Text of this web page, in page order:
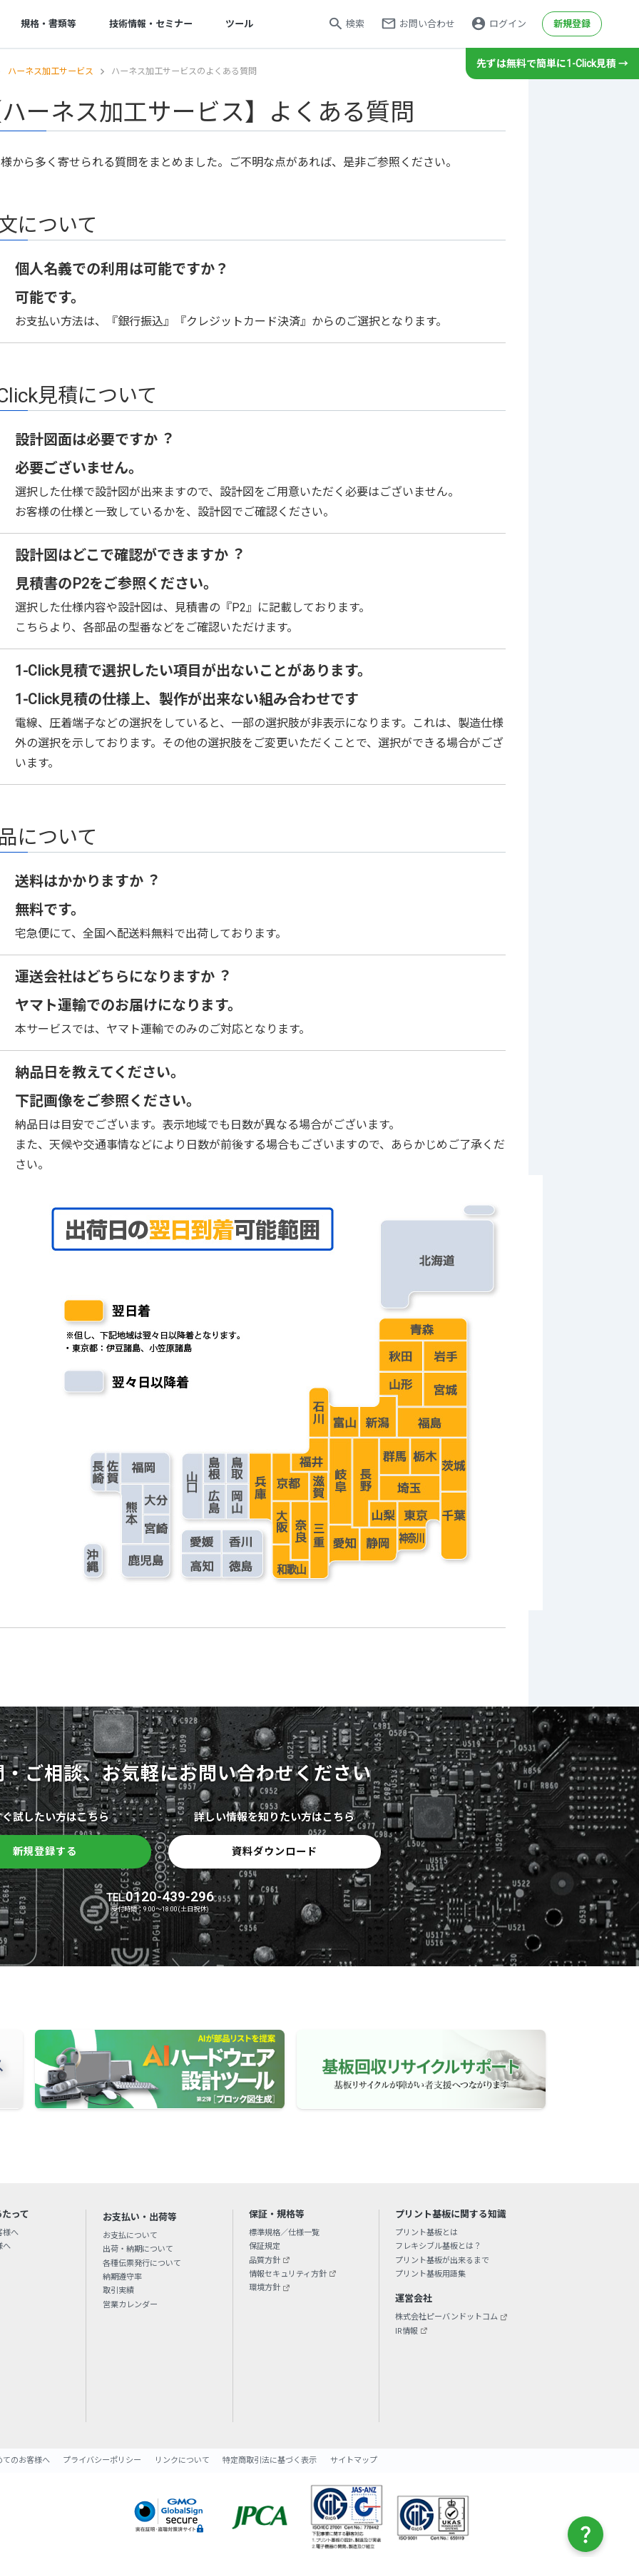
基板実装
実装サービスの特徴
実装サービスの流れ
部品調達
部品調達
GUGEN Hub（オンライン調達）
開発量産支援
回路設計
開発・量産支援
ボリュームディスカウント
会社割引
その他サービス
ハーネス加工サービス
メタルマスク製造サービス
作方法・FAQ
注文の流れ
作ガイド
グインでお困りの方へ
問い合わせフォーム
お支払い・出荷
お支払い
出荷・納期
納期遵守率
規格・書類等 技術情報・セミナー ツール 検索 お問い合わせ ログイン 新規登録
先ずは無料で簡単に1-Click見積 →
ハーネス加工サービス ハーネス加工サービスのよくある質問
ーネス加工サービス】よくある質問
から多く寄せられる質問をまとめました。ご不明な点があれば、是非ご参照ください。
について
個人名義での利用は可能ですか？
可能です。
お支払い方法は、『銀行振込』『クレジットカード決済』からのご選択となります。
見積について
設計図面は必要ですか︖
必要ございません。
選択した仕様で設計図が出来ますので、設計図をご用意いただく必要はございません。
お客様の仕様と一致しているかを、設計図でご確認ください。
設計図はどこで確認ができますか︖
見積書のP2をご参照ください。
選択した仕様内容や設計図は、見積書の『P2』に記載しております。
こちらより、各部品の型番などをご確認いただけます。
1-Click見積で選択したい項目が出ないことがあります。
1-Click見積の仕様上、製作が出来ない組み合わせです
電線、圧着端子などの選択をしていると、一部の選択肢が非表示になります。これは、製造仕様
外の選択を示しております。その他の選択肢をご変更いただくことで、選択ができる場合がござ
います。
について
送料はかかりますか︖
無料です。
宅急便にて、全国へ配送料無料で出荷しております。
運送会社はどちらになりますか︖
ヤマト運輸でのお届けになります。
本サービスでは、ヤマト運輸でのみのご対応となります。
納品日を教えてください。
下記画像をご参照ください。
納品日は目安でございます。表示地域でも日数が異なる場合がございます。
また、天候や交通事情などにより日数が前後する場合もございますので、あらかじめご了承くだ
さい。
09月
September
水 木 金 土
2 3 4
16 17 18
19
22
23 24 25
26
30
2026年10月
日
月
11
12 13 14 15 16
17
18
19 20 21 22 23
24
25
26 27 28 29 30 31
・ご相談、お気軽にお問い合わせください
試したい方はこちら
新規登録する
詳しい情報を知りたい方はこちら
資料ダウンロード
TEL.0120-439-296
受付時間：9:00～18:00(土日祝休)
って
様へ
へ
お支払い・出荷等
お支払について
出荷・納期について
各種伝票発行について
納期遵守率
取引実績
営業カレンダー
保証・規格等
標準規格／仕様一覧
保証規定
品質方針
情報セキュリティ方針
環境方針
プリント基板に関する知識
プリント基板とは
フレキシブル基板とは？
プリント基板が出来るまで
プリント基板用語集
運営会社
株式会社ピーバンドットコム
IR情報
てのお客様へ プライバシーポリシー リンクについて 特定商取引法に基づく表示 サイトマップ